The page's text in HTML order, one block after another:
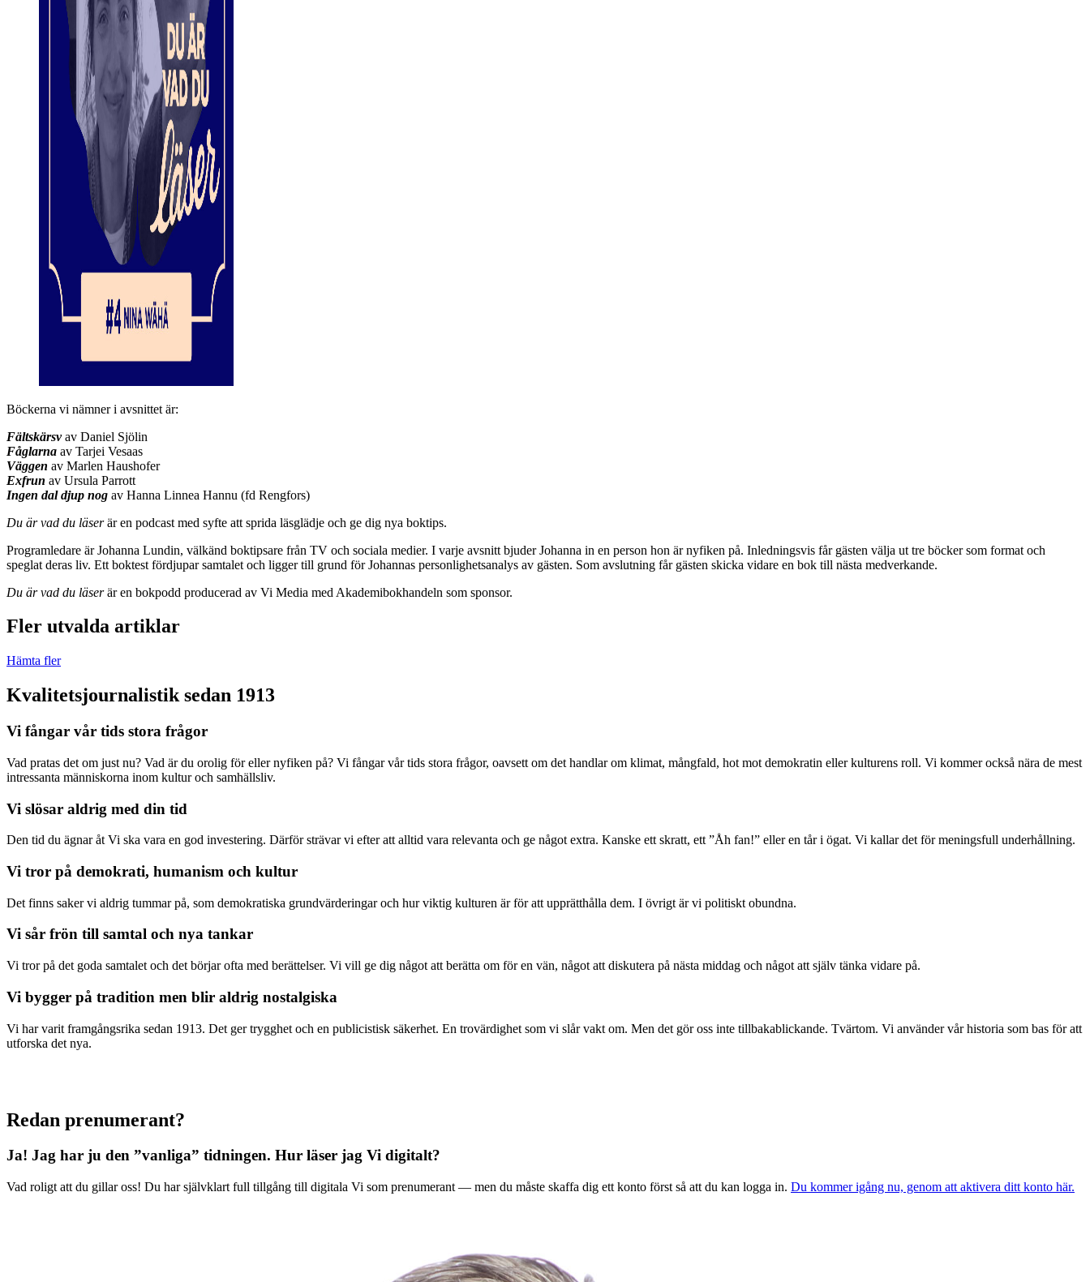
Böckerna vi nämner i avsnittet är:
Fältskärsvav Daniel Sjölin
Fåglarna av Tarjei Vesaas
Väggen av Marlen Haushofer
Exfrun av Ursula Parrott
Ingen dal djup nog av Hanna Linnea Hannu (fd Rengfors)
Du är vad du läserär en podcast med syfte att sprida läsglädje och ge dig nya boktips.
Programledare är Johanna Lundin, välkänd boktipsare från TV och sociala medier. I varje avsnitt bjuder Johanna in en person hon är nyfiken på. Inledningsvis får gästen välja ut tre böcker som format och
speglat deras liv. Ett boktest fördjupar samtalet och ligger till grund för Johannas personlighetsanalys av gästen. Som avslutning får gästen skicka vidare en bok till nästa medverkande.
Du är vad du läserär en bokpodd producerad av Vi Media med Akademibokhandeln som sponsor.
Fler utvalda artiklar
Hämta fler
Kvalitetsjournalistik sedan 1913
Vi fångar vår tids stora frågor
Vad pratas det om just nu? Vad är du orolig för eller nyfiken på? Vi fångar vår tids stora frågor, oavsett om det handlar om klimat, mångfald, hot mot demokratin eller kulturens roll. Vi kommer också nära de mest
intressanta människorna inom kultur och samhällsliv.
Vi slösar aldrig med din tid
Den tid du ägnar åt Vi ska vara en god investering. Därför strävar vi efter att alltid vara relevanta och ge något extra. Kanske ett skratt, ett ”Åh fan!” eller en tår i ögat. Vi kallar det för meningsfull underhållning.
Vi tror på demokrati, humanism och kultur
Det finns saker vi aldrig tummar på, som demokratiska grundvärderingar och hur viktig kulturen är för att upprätthålla dem. I övrigt är vi politiskt obundna.
Vi sår frön till samtal och nya tankar
Vi tror på det goda samtalet och det börjar ofta med berättelser. Vi vill ge dig något att berätta om för en vän, något att diskutera på nästa middag och något att själv tänka vidare på.
Vi bygger på tradition men blir aldrig nostalgiska
Vi har varit framgångsrika sedan 1913. Det ger trygghet och en publicistisk säkerhet. En trovärdighet som vi slår vakt om. Men det gör oss inte tillbakablickande. Tvärtom. Vi använder vår historia som bas för att
utforska det nya.
Redan prenumerant?
Ja! Jag har ju den ”vanliga” tidningen. Hur läser jag Vi digitalt?
Vad roligt att du gillar oss! Du har självklart full tillgång till digitala Vi som prenumerant — men du måste skaffa dig ett konto först så att du kan logga in. Du kommer igång nu, genom att aktivera ditt konto här.